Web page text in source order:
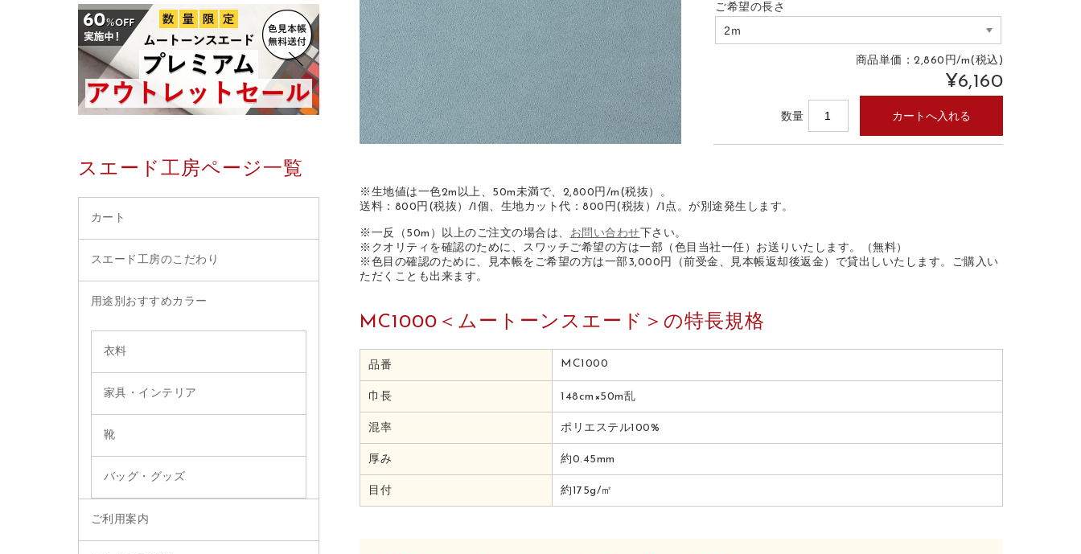
ご希望の長さ
商品単価：2,860円/m(税込)
¥6,160
数量
※生地値は一色2m以上、50m未満で、2,800円/m(税抜）。
送料：800円(税抜）/1個、生地カット代：800円(税抜）/1点。が別途発生します。
※一反（50m）以上のご注文の場合は、 お問い合わせ下さい。
※クオリティを確認のために、スワッチご希望の方は一部（色目当社一任）お送りいたします。（無料）
※色目の確認のために、見本帳をご希望の方は一部3,000円（前受金、見本帳返却後返金）で貸出しいたします。ご購入い
ただくことも出来ます。
MC1000＜ムートーンスエード＞の特長規格
品番 MC1000
巾長 148cm×50m乱
混率 ポリエステル100%
厚み 約0.45mm
目付 約175g/㎡
スエード工房ページ一覧
カート
スエード工房のこだわり
用途別おすすめカラー
衣料
家具・インテリア
靴
バッグ・グッズ
ご利用案内